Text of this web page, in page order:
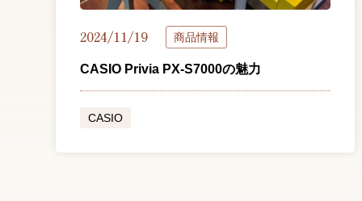
2024/11/19 商品情報
CASIO Privia PX-S7000の魅力
CASIO